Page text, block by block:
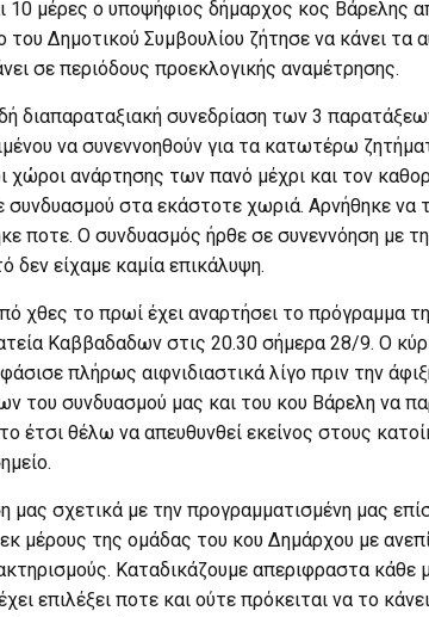
10 μέρες ο υποψήφιος δήμαρχος κος Βάρελης
Δημοτικού Συμβουλίου ζήτησε να κάνει τα
σε περιόδους προεκλογικής αναμέτρησης.
διαπαραταξιακή συνεδρίαση των 3
να συνεννοηθούν για τα κατωτέρω
χώροι ανάρτησης των πανό μέχρι και τον
συνδυασμού στα εκάστοτε χωριά. Αρνήθηκε να
ποτε. Ο συνδυασμός ήρθε σε συνεννόηση με
δεν είχαμε καμία επικάλυψη.
χθες το πρωί έχει αναρτήσει το πρόγραμμα
Καββαδαδων στις 20.30 σήμερα 28/9. Ο
πλήρως αιφνιδιαστικά λίγο πριν την
του συνδυασμού μας και του κου Βάρελη να
έτσι θέλω να απευθυνθεί εκείνος στους
μας σχετικά με την προγραμματισμένη μας
εκ μέρους της ομάδας του κου Δημάρχου με
Καταδικάζουμε απεριφραστα κάθε
επιλέξει ποτε και ούτε πρόκειται να το